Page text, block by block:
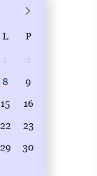
L P
1
2
8
9
15
16
22
23
29
30